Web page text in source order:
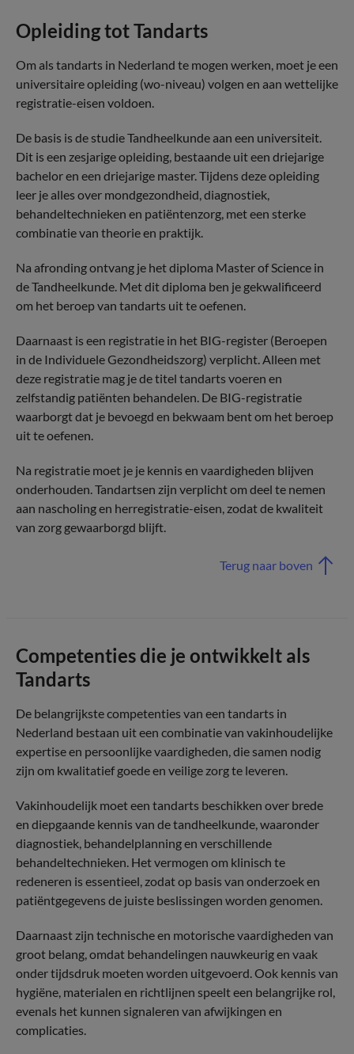
Opleiding tot Tandarts
Om als tandarts in Nederland te mogen werken, moet je een
universitaire opleiding (wo-niveau) volgen en aan wettelijke
registratie-eisen voldoen.
De basis is de studie Tandheelkunde aan een universiteit.
Dit is een zesjarige opleiding, bestaande uit een driejarige
bachelor en een driejarige master. Tijdens deze opleiding
leer je alles over mondgezondheid, diagnostiek,
behandeltechnieken en patiëntenzorg, met een sterke
combinatie van theorie en praktijk.
Na afronding ontvang je het diploma Master of Science in
de Tandheelkunde. Met dit diploma ben je gekwalificeerd
om het beroep van tandarts uit te oefenen.
Daarnaast is een registratie in het BIG-register (Beroepen
in de Individuele Gezondheidszorg) verplicht. Alleen met
deze registratie mag je de titel tandarts voeren en
zelfstandig patiënten behandelen. De BIG-registratie
waarborgt dat je bevoegd en bekwaam bent om het beroep
uit te oefenen.
Na registratie moet je je kennis en vaardigheden blijven
onderhouden. Tandartsen zijn verplicht om deel te nemen
aan nascholing en herregistratie-eisen, zodat de kwaliteit
van zorg gewaarborgd blijft.
Terug naar boven
Competenties die je ontwikkelt als
Tandarts
De belangrijkste competenties van een tandarts in
Nederland bestaan uit een combinatie van vakinhoudelijke
expertise en persoonlijke vaardigheden, die samen nodig
zijn om kwalitatief goede en veilige zorg te leveren.
Vakinhoudelijk moet een tandarts beschikken over brede
en diepgaande kennis van de tandheelkunde, waaronder
diagnostiek, behandelplanning en verschillende
behandeltechnieken. Het vermogen om klinisch te
redeneren is essentieel, zodat op basis van onderzoek en
patiëntgegevens de juiste beslissingen worden genomen.
Daarnaast zijn technische en motorische vaardigheden van
groot belang, omdat behandelingen nauwkeurig en vaak
onder tijdsdruk moeten worden uitgevoerd. Ook kennis van
hygiëne, materialen en richtlijnen speelt een belangrijke rol,
evenals het kunnen signaleren van afwijkingen en
complicaties.